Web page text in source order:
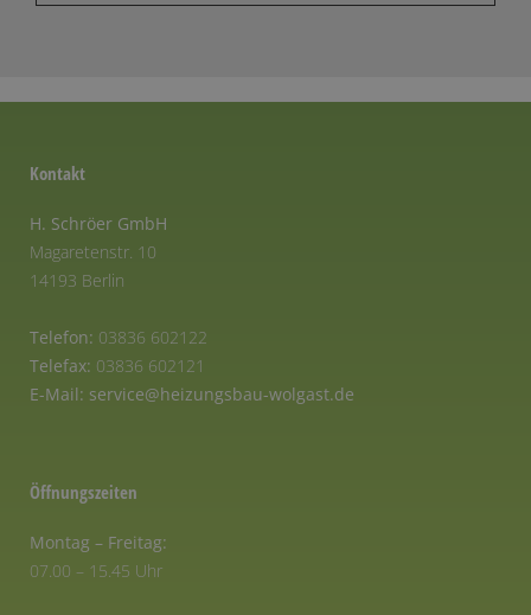
Kontakt
H. Schröer GmbH
Magaretenstr. 10
14193 Berlin
Telefon: 03836 602122
Telefax: 03836 602121
E-Mail: service@heizungsbau-wolgast.de
Öffnungszeiten
Montag – Freitag:
07.00 – 15.45 Uhr